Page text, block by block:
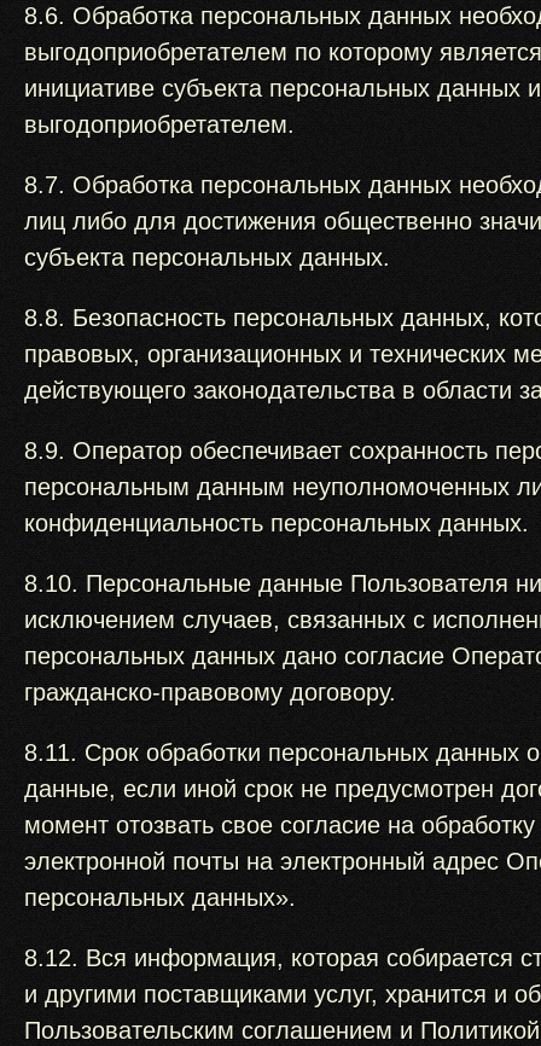
8.6. Обработка персональных данных
выгодоприобретателем по которому
инициативе субъекта персональных данных
выгодоприобретателем.
8.7. Обработка персональных данных
лиц либо для достижения общественно
субъекта персональных данных.
8.8. Безопасность персональных данных,
правовых, организационных и технических
действующего законодательства в области
8.9. Оператор обеспечивает сохранность
персональным данным неуполномоченных
конфиденциальность персональных данных.
8.10. Персональные данные Пользователя
исключением случаев, связанных с
персональных данных дано согласие
гражданско-правовому договору.
8.11. Срок обработки персональных данных
данные, если иной срок не предусмотрен
момент отозвать свое согласие на
электронной почты на электронный адрес
персональных данных».
8.12. Вся информация, которая собирается
и другими поставщиками услуг, хранится и
Пользовательским соглашением и